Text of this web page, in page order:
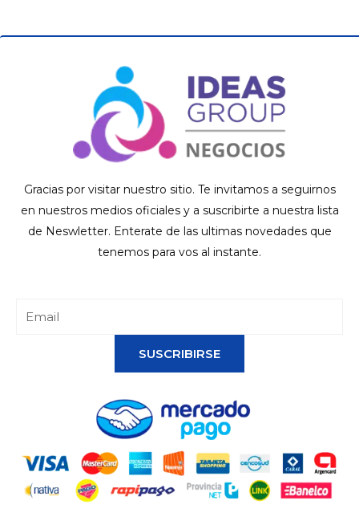
Gracias por visitar nuestro sitio. Te invitamos a seguirnos
en nuestros medios oficiales y a suscribirte a nuestra lista
de Neswletter. Enterate de las ultimas novedades que
tenemos para vos al instante.
SUSCRIBIRSE